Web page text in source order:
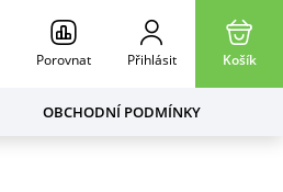
Porovnat Přihlásit Košík
OBCHODNÍ PODMÍNKY